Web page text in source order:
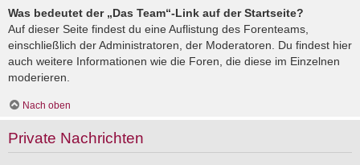
Was bedeutet der „Das Team“-Link auf der Startseite?
Auf dieser Seite findest du eine Auflistung des Forenteams,
einschließlich der Administratoren, der Moderatoren. Du findest hier
auch weitere Informationen wie die Foren, die diese im Einzelnen
moderieren.
Nach oben
Private Nachrichten